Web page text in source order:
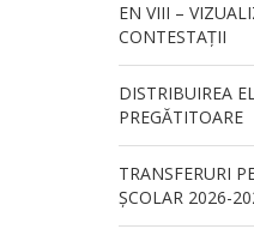
EN VIII –
CONTESTAȚII
DISTRIBUIREA
PREGĂTITOARE
TRANSFERURI
ȘCOLAR 2026-